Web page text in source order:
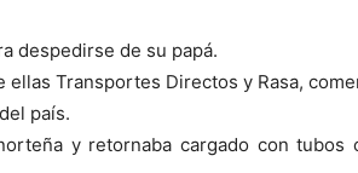
despedirse de su papá.
Transportes Directos y Rasa,
país.
y retornaba cargado con tubos